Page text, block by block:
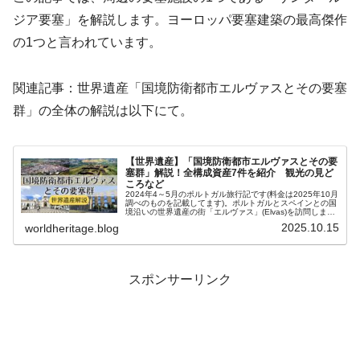
ジア要塞」を解説します。ヨーロッパ要塞建築の最高傑作
の1つと言われています。
関連記事：世界遺産「国境防衛都市エルヴァスとその要塞
群」の全体の解説は以下にて。
【世界遺産】「国境防衛都市エルヴァスとその要
塞群」解説！全構成資産7件を紹介 観光の見ど
ころなど
2024年4～5月のポルトガル旅行記です(料金は2025年10月
調べのものを記載してます)。ポルトガルとスペインとの国
境沿いの世界遺産の街「エルヴァス」(Elvas)を訪問しまし
worldheritage.blog 2025.10.15
スポンサーリンク